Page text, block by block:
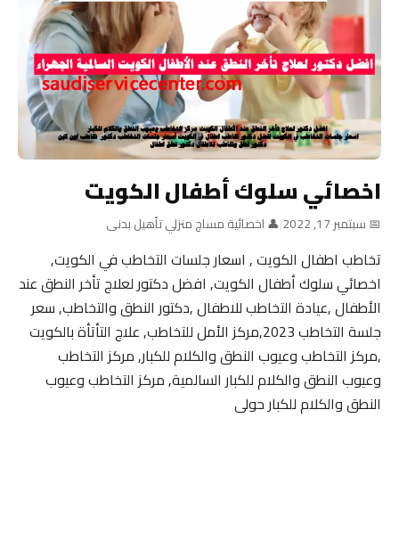
اخصائي سلوك أطفال الكويت
📅 سبتمبر 17, 2022 |👤 اخصائية مساج منزلي تأهيل بدنى
تخاطب اطفال الكويت , اسعار جلسات التخاطب في الكويت,
اخصائي سلوك أطفال الكويت, افضل دكتور لعلاج تأخر النطق عند
الأطفال ,عيادة التخاطب للاطفال ,دكتور النطق والتخاطب, سعر
جلسة التخاطب 2023,مركز الأمل للتخاطب, علاج التأتأة بالكويت
,مركز التخاطب وعيوب النطق والكلام للكبار, مركز التخاطب
وعيوب النطق والكلام للكبار السالمية, مركز التخاطب وعيوب
النطق والكلام للكبار حولى